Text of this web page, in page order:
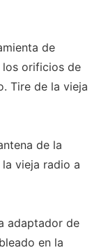
de
los orificios de
Tire de la vieja
de la
vieja radio a
adaptador de
en la